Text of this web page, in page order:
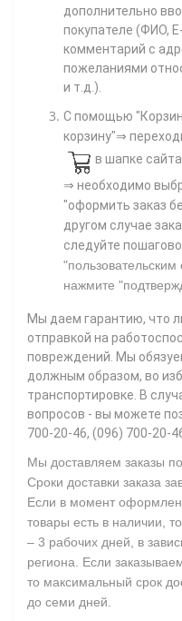
дополнительно
покупателе (ФИО,
комментарий с
пожеланиями
и т.д.).
С помощью
корзину"⇒
в шапке
⇒ необходимо
"оформить заказ
другом случае
следуйте
нажмите
Мы даем гарантию, что
отправкой на
повреждений. Мы
должным образом, во
транспортировке. В
вопросов - вы можете
700-20-46, (096) 700-20-
Мы доставляем заказы
Сроки доставки заказа
Если в момент
товары есть в наличии,
– 3 рабочих дней, в
региона. Если
то максимальный срок
до семи дней.